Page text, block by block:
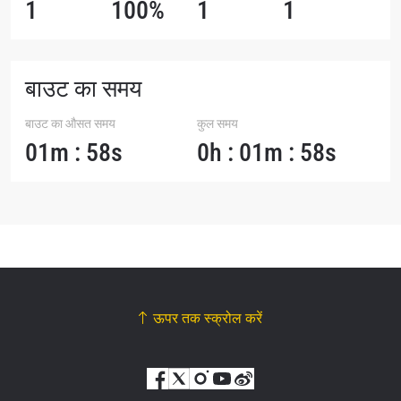
1 100% 1 1
बाउट का समय
बाउट का औसत समय
01m : 58s
कुल समय
0h : 01m : 58s
ऊपर तक स्क्रोल करें